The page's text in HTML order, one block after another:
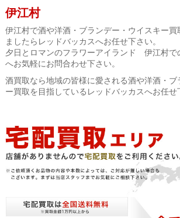
伊江村
伊江村で酒や洋酒・ブランデー・ウイスキー買
ましたらレッドバッカスへお任せ下さい。
夕日とロマンのフラワーアイランド 伊江村で
へお気軽にお問合わせ下さい。
酒買取なら地域の皆様に愛される酒や洋酒・ブ
ー買取を目指しているレッドバッカスへお任せ